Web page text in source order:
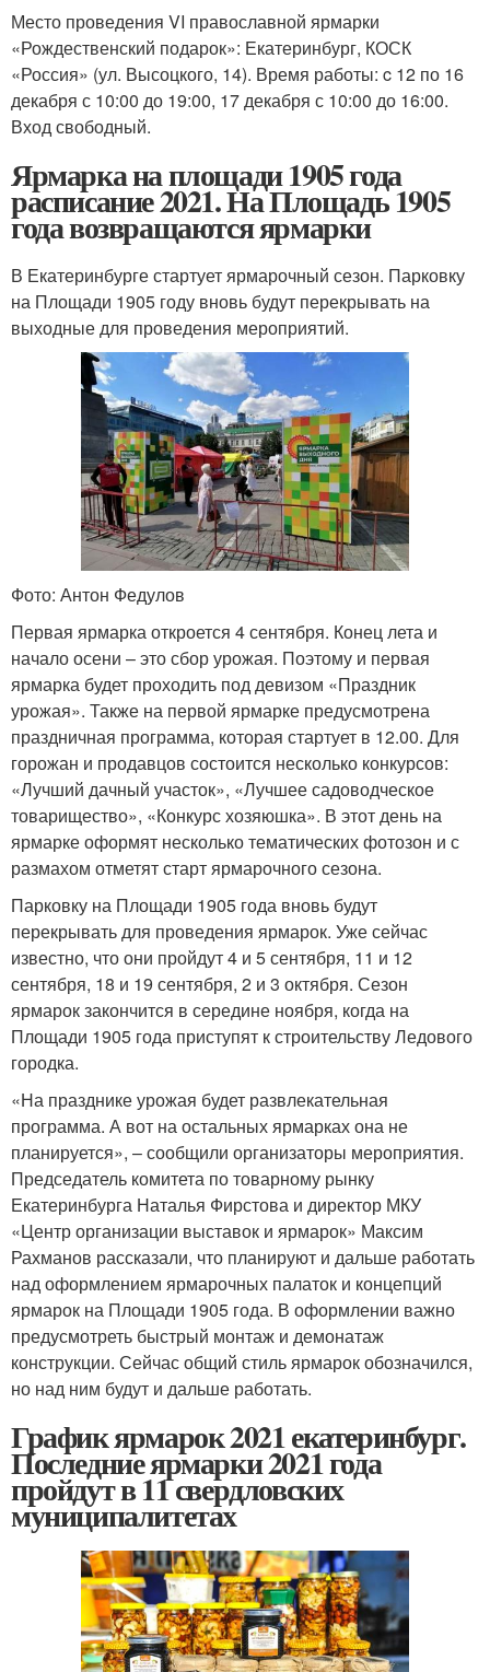
Место проведения VI православной ярмарки
«Рождественский подарок»: Екатеринбург, КОСК
«Россия» (ул. Высоцкого, 14). Время работы: c 12 по 16
декабря с 10:00 до 19:00, 17 декабря с 10:00 до 16:00.
Вход свободный.
Ярмарка на площади 1905 года
расписание 2021. На Площадь 1905
года возвращаются ярмарки
В Екатеринбурге стартует ярмарочный сезон. Парковку
на Площади 1905 году вновь будут перекрывать на
выходные для проведения мероприятий.
Фото: Антон Федулов
Первая ярмарка откроется 4 сентября. Конец лета и
начало осени – это сбор урожая. Поэтому и первая
ярмарка будет проходить под девизом «Праздник
урожая». Также на первой ярмарке предусмотрена
праздничная программа, которая стартует в 12.00. Для
горожан и продавцов состоится несколько конкурсов:
«Лучший дачный участок», «Лучшее садоводческое
товарищество», «Конкурс хозяюшка». В этот день на
ярмарке оформят несколько тематических фотозон и с
размахом отметят старт ярмарочного сезона.
Парковку на Площади 1905 года вновь будут
перекрывать для проведения ярмарок. Уже сейчас
известно, что они пройдут 4 и 5 сентября, 11 и 12
сентября, 18 и 19 сентября, 2 и 3 октября. Сезон
ярмарок закончится в середине ноября, когда на
Площади 1905 года приступят к строительству Ледового
городка.
«На празднике урожая будет развлекательная
программа. А вот на остальных ярмарках она не
планируется», – сообщили организаторы мероприятия.
Председатель комитета по товарному рынку
Екатеринбурга Наталья Фирстова и директор МКУ
«Центр организации выставок и ярмарок» Максим
Рахманов рассказали, что планируют и дальше работать
над оформлением ярмарочных палаток и концепций
ярмарок на Площади 1905 года. В оформлении важно
предусмотреть быстрый монтаж и демонатаж
конструкции. Сейчас общий стиль ярмарок обозначился,
но над ним будут и дальше работать.
График ярмарок 2021 екатеринбург.
Последние ярмарки 2021 года
пройдут в 11 свердловских
муниципалитетах